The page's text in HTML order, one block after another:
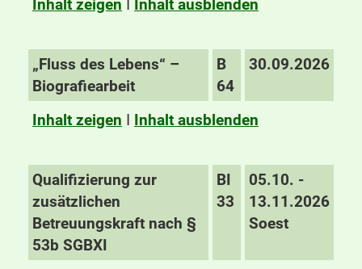
Inhalt zeigen Inhalt ausblenden
„Fluss des Lebens“ –
Biografiearbeit
B
64
30.09.2026
Inhalt zeigen I Inhalt ausblenden
Qualifizierung zur
zusätzlichen
Betreuungskraft nach §
53b SGBXI
BI
33
05.10. -
13.11.2026
Soest